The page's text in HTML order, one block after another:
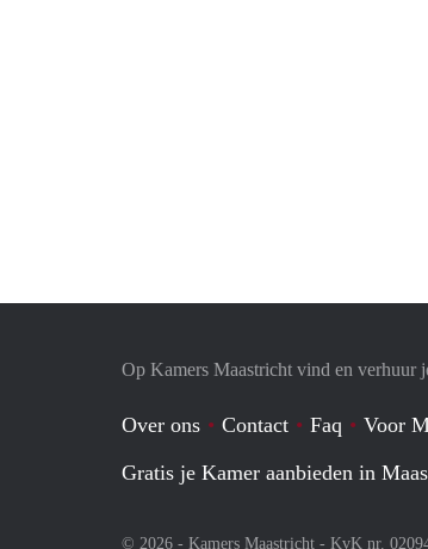
Op Kamers Maastricht vind en verhuur
Over ons Contact Faq Voor
Gratis je Kamer aanbieden in
© 2026 - Kamers Maastricht - KvK nr.